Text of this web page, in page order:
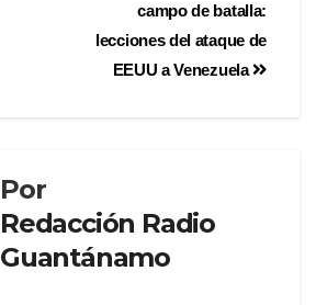
campo de batalla:
lecciones del ataque de
EEUU a Venezuela
Por
Redacción Radio
Guantánamo